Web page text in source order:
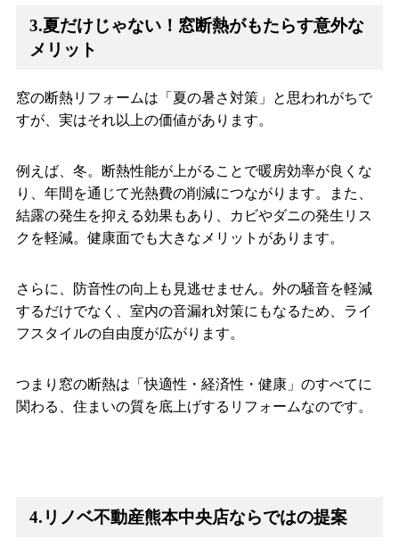
3.夏だけじゃない！窓断熱がもたらす意外な
メリット
窓の断熱リフォームは「夏の暑さ対策」と思われがちで
すが、実はそれ以上の価値があります。
例えば、冬。断熱性能が上がることで暖房効率が良くな
り、年間を通じて光熱費の削減につながります。また、
結露の発生を抑える効果もあり、カビやダニの発生リス
クを軽減。健康面でも大きなメリットがあります。
さらに、防音性の向上も見逃せません。外の騒音を軽減
するだけでなく、室内の音漏れ対策にもなるため、ライ
フスタイルの自由度が広がります。
つまり窓の断熱は「快適性・経済性・健康」のすべてに
関わる、住まいの質を底上げするリフォームなのです。
4.リノベ不動産熊本中央店ならではの提案